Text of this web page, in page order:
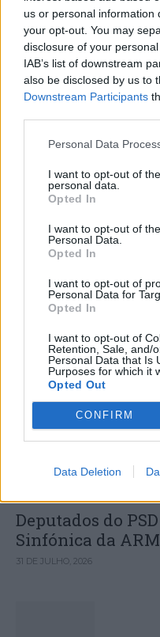
us or personal information
your opt-out. You may
disclosure of your
IAB’s list of downstream
also be disclosed by us to
Downstream Participants
Personal Data
I want to opt-out of
personal data.
Opted In
I want to opt-out of
Personal Data.
Opted In
I want to opt-out of
Personal Data for
Opted In
I want to opt-out of
Retention, Sale, and/
Personal Data that Is
Purposes for which it
Opted Out
CONFIRM
Data Deletion
Capacita
Colheita de
Hospital Sousa
de agosto
DESTAQUES
Deputados do
Sinfónica da
31 DE JULHO, 2026